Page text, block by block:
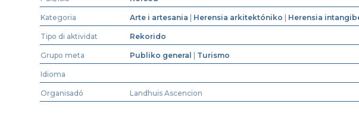
Kategoria Arte i artesania Herensia arkitektóniko Herensia
Tipo di aktividat Rekorido
Grupo meta Publiko general Turismo
Idioma
Organisadó Landhuis Ascencion